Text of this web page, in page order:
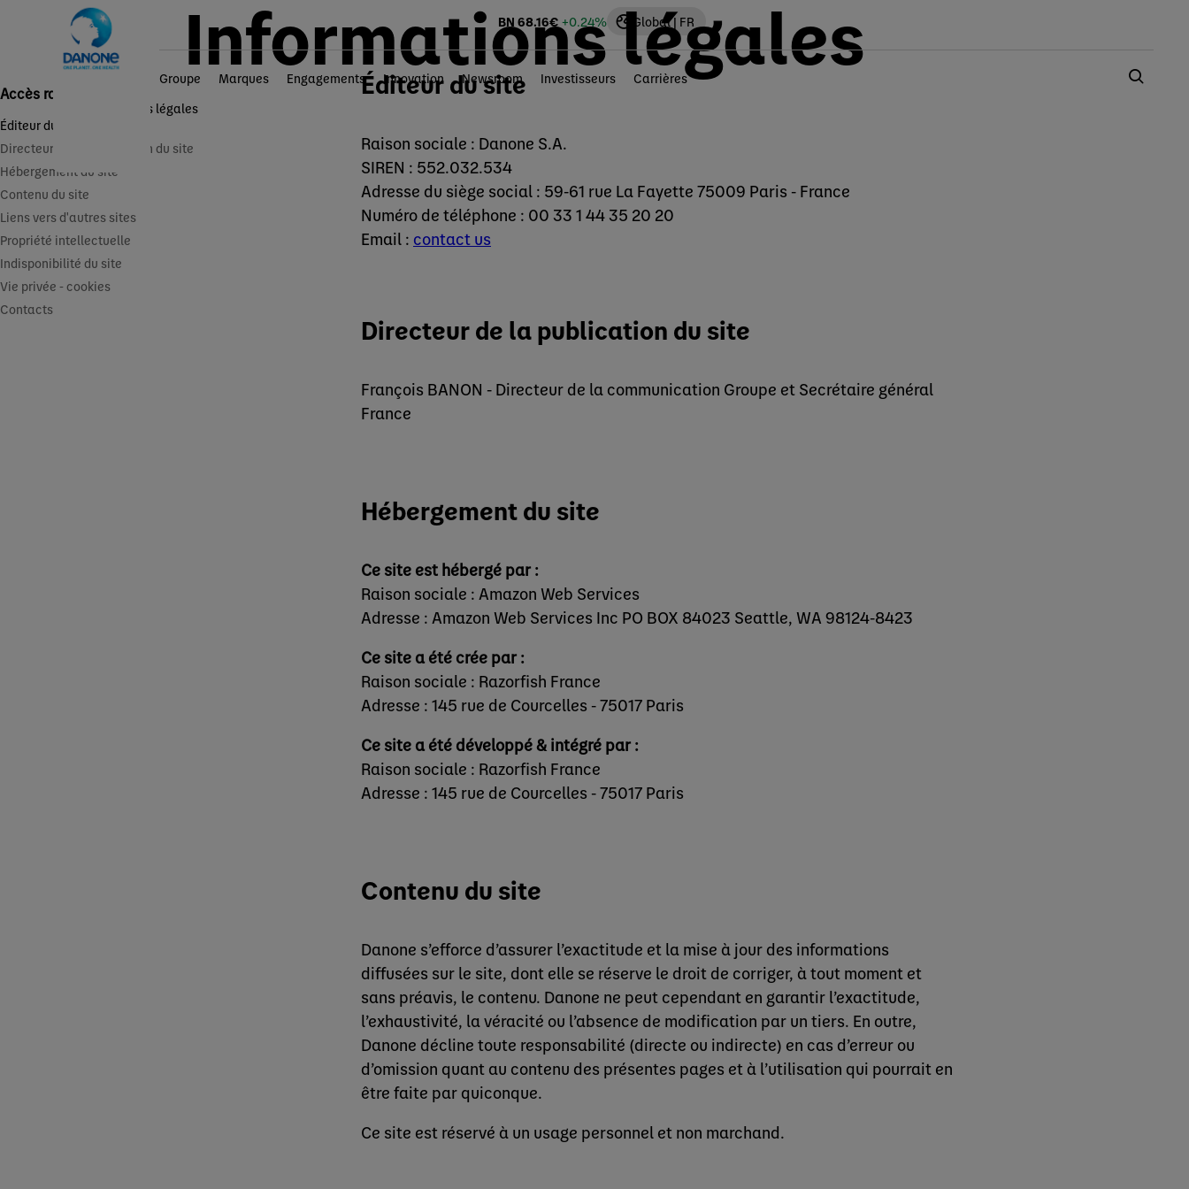
Groupe Marques Engagements Innovation Newsroom Investisseurs Carrières
BN 68.16€ +0.24% Global | FR
Infos légales
Informations légales
Accès rapides
Éditeur du site
Directeur de la publication du site
Hébergement du site
Contenu du site
Liens vers d'autres sites
Propriété intellectuelle
Indisponibilité du site
Vie privée - cookies
Contacts
Éditeur du site
Raison sociale : Danone S.A.
SIREN : 552.032.534
Adresse du siège social : 59-61 rue La Fayette 75009 Paris - France
Numéro de téléphone : 00 33 1 44 35 20 20
Email : contact us
Directeur de la publication du site
François BANON - Directeur de la communication Groupe et Secrétaire général
France
Hébergement du site
Ce site est hébergé par :
Raison sociale : Amazon Web Services
Adresse : Amazon Web Services Inc PO BOX 84023 Seattle, WA 98124-8423
Ce site a été crée par :
Raison sociale : Razorfish France
Adresse : 145 rue de Courcelles - 75017 Paris
Ce site a été développé & intégré par :
Raison sociale : Razorfish France
Adresse : 145 rue de Courcelles - 75017 Paris
Contenu du site
Danone s’efforce d’assurer l’exactitude et la mise à jour des informations
diffusées sur le site, dont elle se réserve le droit de corriger, à tout moment et
sans préavis, le contenu. Danone ne peut cependant en garantir l’exactitude,
l’exhaustivité, la véracité ou l’absence de modification par un tiers. En outre,
Danone décline toute responsabilité (directe ou indirecte) en cas d’erreur ou
d’omission quant au contenu des présentes pages et à l’utilisation qui pourrait en
être faite par quiconque.
Ce site est réservé à un usage personnel et non marchand.